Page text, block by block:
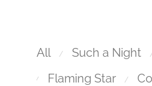
All ⁄ Such a Night ⁄
⁄ Flaming Star ⁄